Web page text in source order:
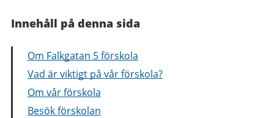
Innehåll på denna sida
Om Falkgatan 5 förskola
Vad är viktigt på vår förskola?
Om vår förskola
Besök förskolan